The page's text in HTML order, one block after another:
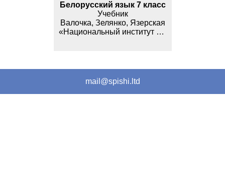
Белорусский язык 7 класс
Учебник
Валочка, Зелянко, Язерская
«Национальный институт образования»
mail@spishi.ltd